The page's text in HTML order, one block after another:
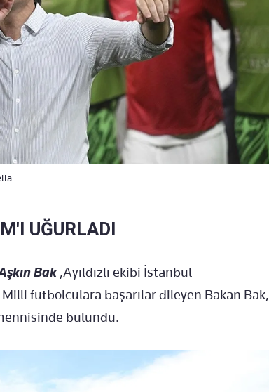
UĞURLADI
Bak,Ayıldızlı ekibi İstanbul
futbolculara başarılar dileyen Bakan Bak,
bulundu.